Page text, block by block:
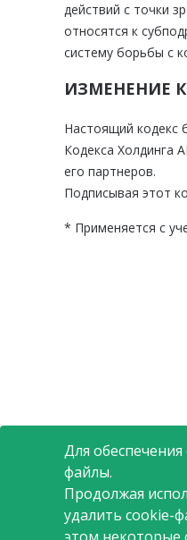
Для
файлы.
Продолжая
удалить cookie-
действий с точки
относятся к
систему борьбы с
ИЗМЕНЕНИЕ
Настоящий кодекс
Кодекса Холдинга
его партнеров.
Подписывая этот
* Применяется с